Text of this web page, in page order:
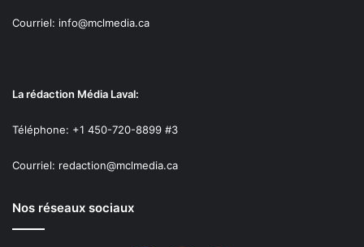
Courriel: info@mclmedia.ca
La rédaction Média Laval:
Téléphone: +1 450-720-8899 #3
Courriel: redaction@mclmedia.ca
Nos réseaux sociaux